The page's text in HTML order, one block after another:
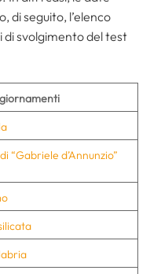
di seguito, l’elenco
di svolgimento del test
“Gabriele d’Annunzio”